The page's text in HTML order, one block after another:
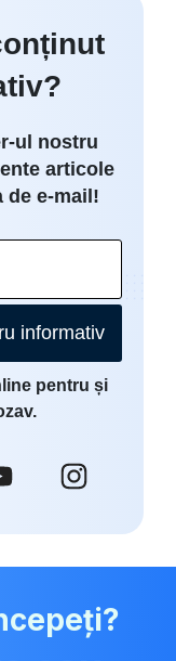
ul nostru
articole
de e-mail!
informativ
pentru și